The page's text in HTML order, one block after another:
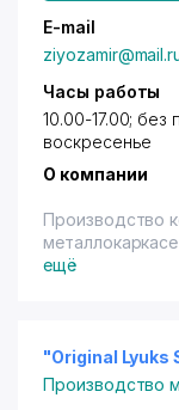
E-mail
Часы работы
10.00-17.00; без
воскресенье
О компании
Производство
медицинских и
ещё
"Original
Производство